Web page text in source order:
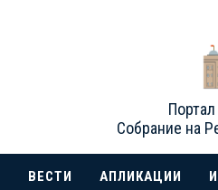
Собрание на
ВЕСТИ АПЛИКАЦИИ